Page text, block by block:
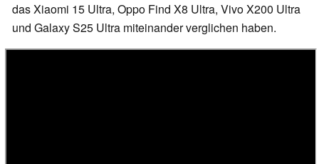
das Xiaomi 15 Ultra, Oppo Find X8 Ultra, Vivo X200 Ultra
und Galaxy S25 Ultra miteinander verglichen haben.